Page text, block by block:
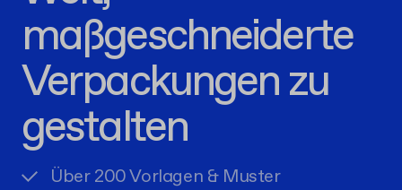
maßgeschneiderte
Verpackungen zu
gestalten
Über 200 Vorlagen & Muster